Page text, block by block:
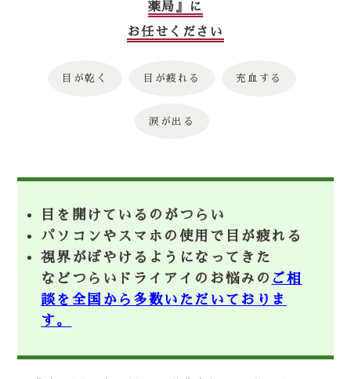
薬局』に
お任せください
目が乾く 目が疲れる 充血する
涙が出る
目を開けているのがつらい
パソコンやスマホの使用で目が疲れる
視界がぼやけるようになってきた
などつらいドライアイのお悩みの ご相
談を全国から多数いただいておりま
す。